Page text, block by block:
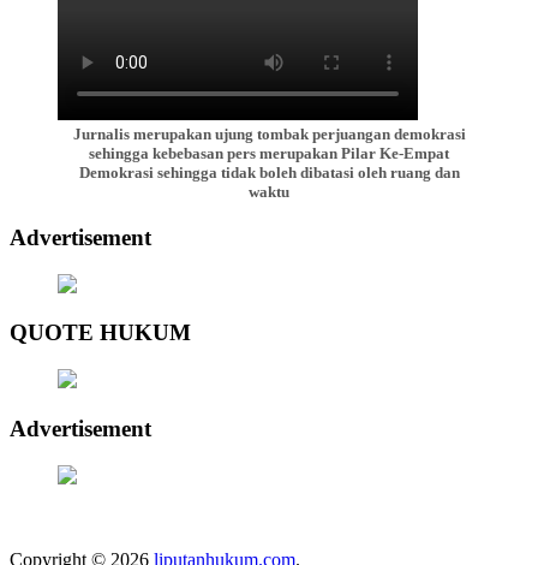
Jurnalis merupakan ujung tombak perjuangan demokrasi
sehingga kebebasan pers merupakan Pilar Ke-Empat
Demokrasi sehingga tidak boleh dibatasi oleh ruang dan
waktu
Advertisement
QUOTE HUKUM
Advertisement
Copyright © 2026 liputanhukum.com.